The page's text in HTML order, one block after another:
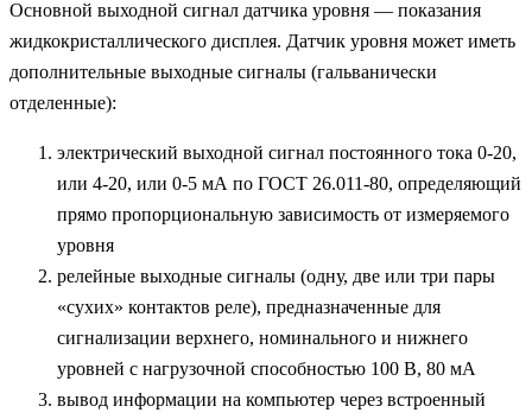
Основной выходной сигнал датчика уровня — показания
жидкокристаллического дисплея. Датчик уровня может иметь
дополнительные выходные сигналы (гальванически
отделенные):
электрический выходной сигнал постоянного тока 0-20,
или 4-20, или 0-5 мА по ГОСТ 26.011-80, определяющий
прямо пропорциональную зависимость от измеряемого
уровня
релейные выходные сигналы (одну, две или три пары
«сухих» контактов реле), предназначенные для
сигнализации верхнего, номинального и нижнего
уровней с нагрузочной способностью 100 В, 80 мА
вывод информации на компьютер через встроенный